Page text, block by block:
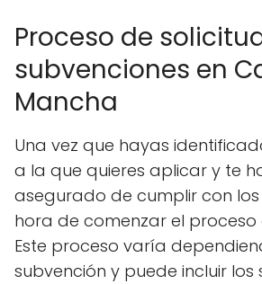
Proceso de
subvenciones en
Mancha
Una vez que hayas
a la que quieres aplicar y te
asegurado de cumplir con los
hora de comenzar el proceso
Este proceso varía
subvención y puede incluir los